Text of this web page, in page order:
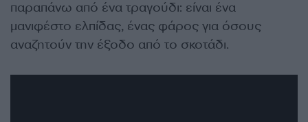
παραπάνω από ένα τραγούδι: είναι ένα
μανιφέστο ελπίδας, ένας φάρος για όσους
αναζητούν την έξοδο από το σκοτάδι.